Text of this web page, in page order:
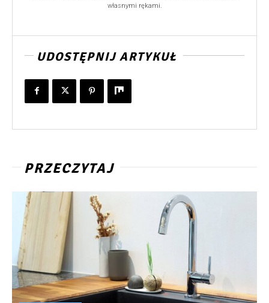
własnymi rękami.
UDOSTĘPNIJ ARTYKUŁ
PRZECZYTAJ